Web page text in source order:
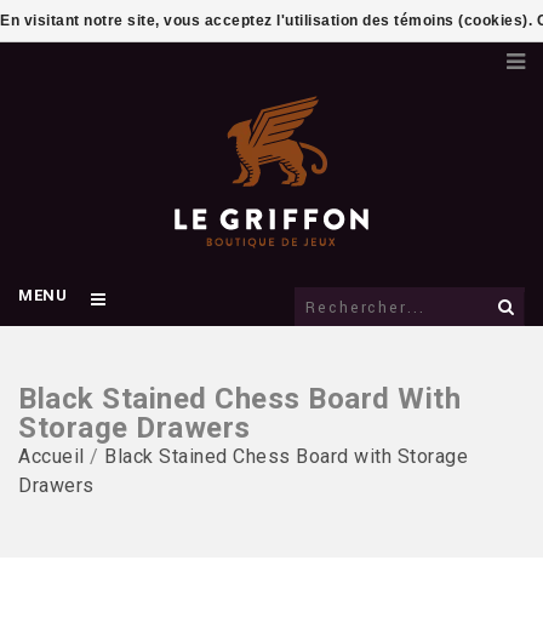
MENU
Black Stained Chess Board With
Storage Drawers
Accueil / Black Stained Chess Board with Storage
Drawers
En visitant notre site, vous acceptez l'utilisation des témoins